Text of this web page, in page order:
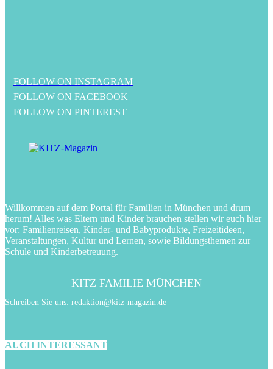
FOLLOW ON INSTAGRAM
FOLLOW ON FACEBOOK
FOLLOW ON PINTEREST
Willkommen auf dem Portal für Familien in München und drum
herum! Alles was Eltern und Kinder brauchen stellen wir euch hier
vor: Familienreisen, Kinder- und Babyprodukte, Freizeitideen,
Veranstaltungen, Kultur und Lernen, sowie Bildungsthemen zur
Schule und Kinderbetreuung.
KITZ FAMILIE MÜNCHEN
Schreiben Sie uns: redaktion@kitz-magazin.de
AUCH INTERESSANT